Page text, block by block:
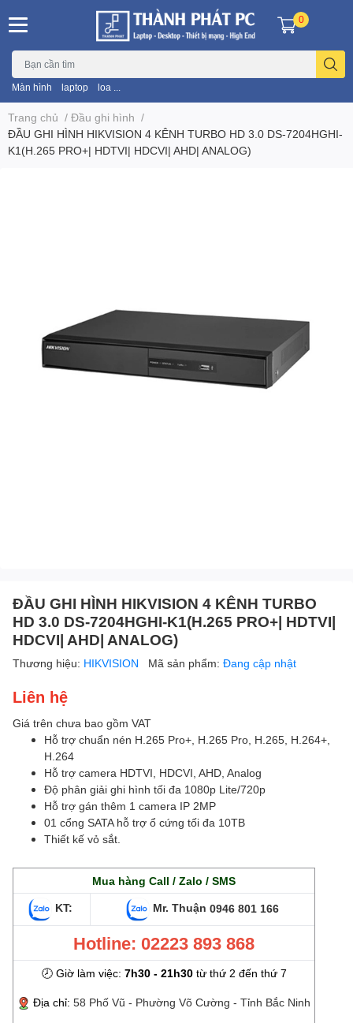
Màn hình laptop loa ...
0
Trang chủ / Đầu ghi hình /
ĐẦU GHI HÌNH HIKVISION 4 KÊNH TURBO HD 3.0 DS-7204HGHI-
K1(H.265 PRO+| HDTVI| HDCVI| AHD| ANALOG)
ĐẦU GHI HÌNH HIKVISION 4 KÊNH TURBO
HD 3.0 DS-7204HGHI-K1(H.265 PRO+| HDTVI|
HDCVI| AHD| ANALOG)
Thương hiệu: HIKVISION Mã sản phẩm: Đang cập nhật
Liên hệ
Giá trên chưa bao gồm VAT
Hỗ trợ chuẩn nén H.265 Pro+, H.265 Pro, H.265, H.264+,
H.264
Hỗ trợ camera HDTVI, HDCVI, AHD, Analog
Độ phân giải ghi hình tối đa 1080p Lite/720p
Hỗ trợ gán thêm 1 camera IP 2MP
01 cổng SATA hỗ trợ ổ cứng tối đa 10TB
Thiết kế vỏ sắt.
Mua hàng Call / Zalo / SMS
KT: Mr. Thuận 0946 801 166
Hotline: 02223 893 868
🕗 Giờ làm việc: 7h30 - 21h30từ thứ 2 đến thứ 7
Địa chỉ: 58 Phố Vũ - Phường Võ Cường - Tỉnh Bắc Ninh